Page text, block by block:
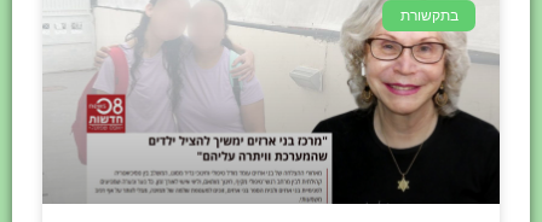
בתקשורת